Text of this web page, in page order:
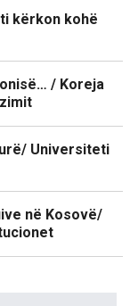
kërkon kohë
/ Koreja
Universiteti
në Kosovë/